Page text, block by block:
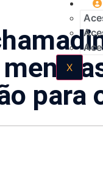
X
para